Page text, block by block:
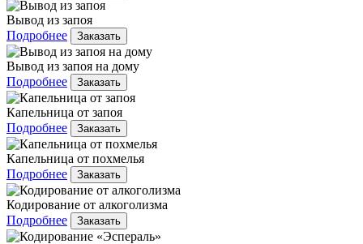
Вывод из запоя
Подробнее
Заказать
Вывод из запоя на дому
Подробнее
Заказать
Капельница от запоя
Подробнее
Заказать
Капельница от похмелья
Подробнее
Заказать
Кодирование от алкоголизма
Подробнее
Заказать